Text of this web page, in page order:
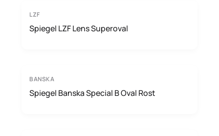
LZF
Spiegel LZF Lens Superoval
BANSKA
Spiegel Banska Special B Oval Rost